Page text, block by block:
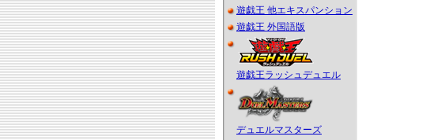
遊戯王 他エキスパンション
遊戯王 外国語版
遊戯王ラッシュデュエル
デュエルマスターズ